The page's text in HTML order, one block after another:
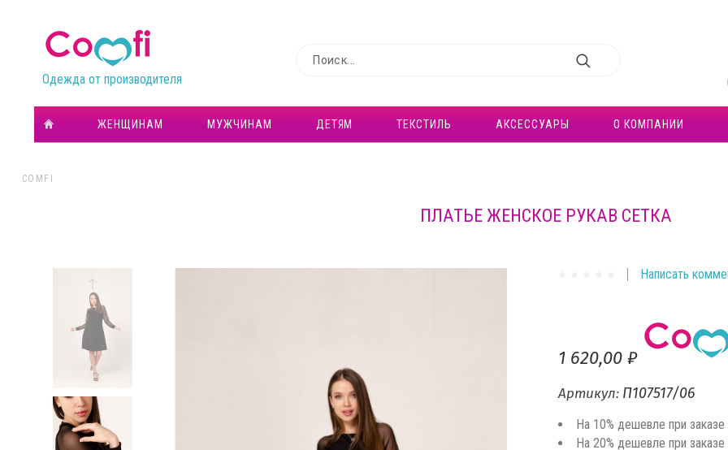
Одежда от производителя
ЖЕНЩИНАМ МУЖЧИНАМ ДЕТЯМ ТЕКСТИЛЬ АКСЕССУАРЫ О КОМПАНИИ
COMFI
ПЛАТЬЕ ЖЕНСКОЕ РУКАВ СЕТКА
Написать
1 620,00 ₽
Артикул: П107517/06
На 10% дешевле при
На 20% дешевле при